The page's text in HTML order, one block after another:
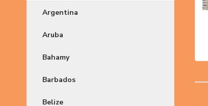
Argentina
Aruba
Bahamy
Barbados
Belize